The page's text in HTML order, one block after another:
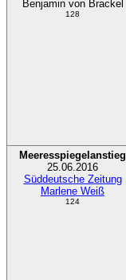
Benjamin von Brackel
128
Meeresspiegelanstieg
25.06.2016
Süddeutsche Zeitung
Marlene Weiß
124